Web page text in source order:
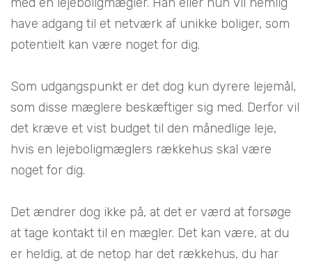
have adgang til et netværk af unikke boliger, som
potentielt kan være noget for dig.
Som udgangspunkt er det dog kun dyrere lejemål,
som disse mæglere beskæftiger sig med. Derfor vil
det kræve et vist budget til den månedlige leje,
hvis en lejeboligmæglers rækkehus skal være
noget for dig.
Det ændrer dog ikke på, at det er værd at forsøge
at tage kontakt til en mægler. Det kan være, at du
er heldig, at de netop har det rækkehus, du har